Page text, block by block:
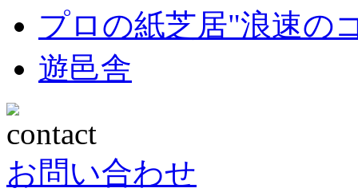
プロの紙芝居"浪速の
遊邑舎
お問い合わせ